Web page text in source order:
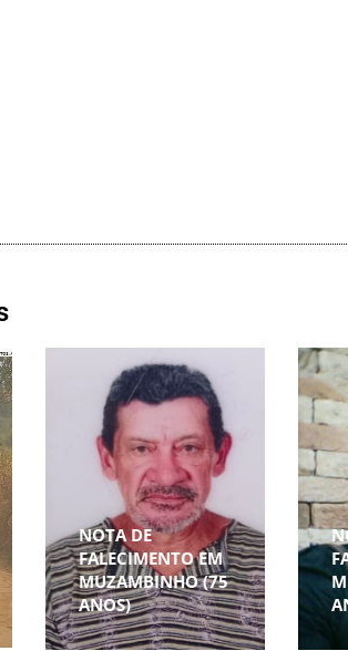
NOTA DE
FALECIMENTO EM
MUZAMBINHO (75
ANOS)